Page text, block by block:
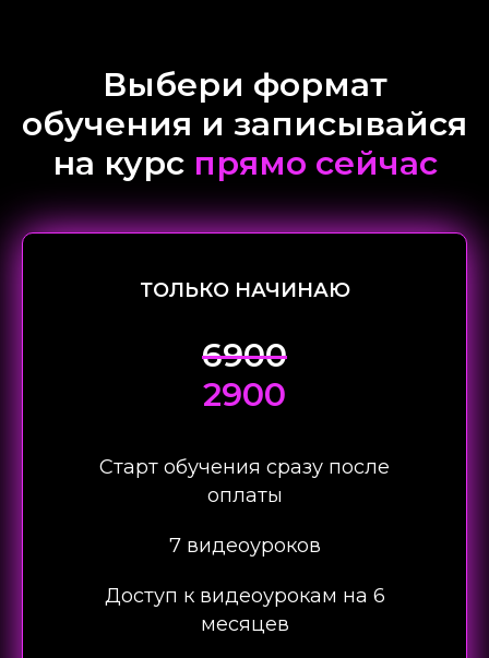
Выбери формат
обучения и записывайся
на курспрямо сейчас
ТОЛЬКО НАЧИНАЮ
6900
2900
Старт обучения сразу после
оплаты
7 видеоуроков
Доступ к видеоурокам на 6
месяцев